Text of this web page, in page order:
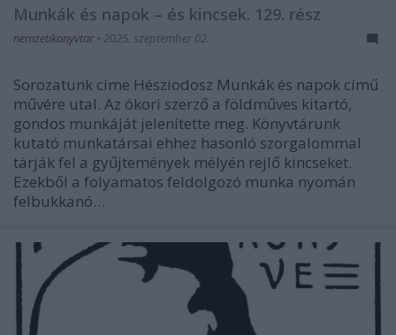
Munkák és napok – és kincsek. 129. rész
nemzetikonyvtar • 2025. szeptember 02.
Sorozatunk címe Hésziodosz Munkák és napok című
művére utal. Az ókori szerző a földműves kitartó,
gondos munkáját jelenítette meg. Könyvtárunk
kutató munkatársai ehhez hasonló szorgalommal
tárják fel a gyűjtemények mélyén rejlő kincseket.
Ezekből a folyamatos feldolgozó munka nyomán
felbukkanó…